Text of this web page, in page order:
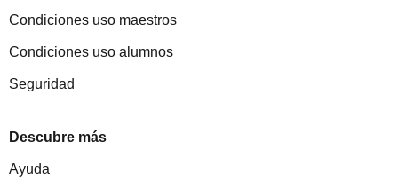
Condiciones uso maestros
Condiciones uso alumnos
Seguridad
Descubre más
Ayuda